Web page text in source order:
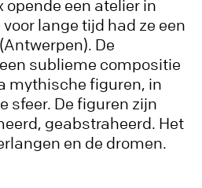
opende een atelier in
lange tijd had ze een
De
sublieme compositie
mythische figuren, in
sfeer. De figuren zijn
geabstraheerd. Het
en de dromen.